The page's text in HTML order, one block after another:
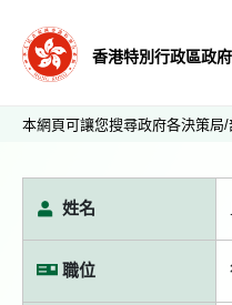
香港特別行政區政
本網頁可讓您搜尋政府各決策局
姓名
職位